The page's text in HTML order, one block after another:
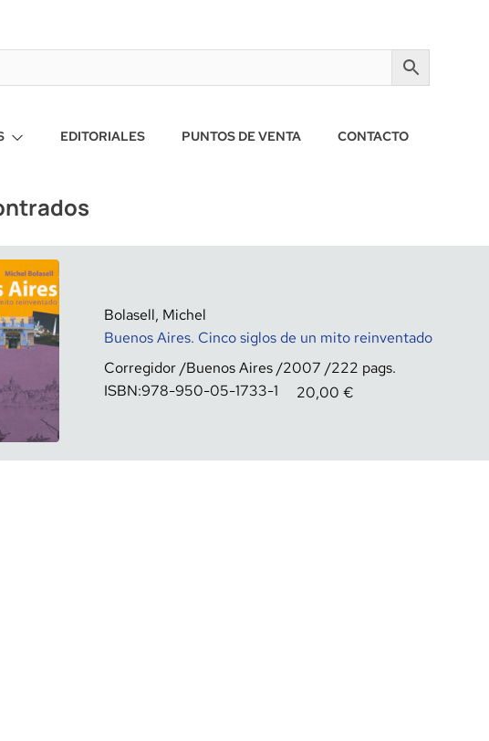
EDITORIALES PUNTOS DE VENTA CONTACTO
Bolasell, Michel
Buenos Aires. Cinco siglos de un mito reinventado
Corregidor Buenos Aires 2007
222
ISBN:978-950-05-1733-1 20,00 €